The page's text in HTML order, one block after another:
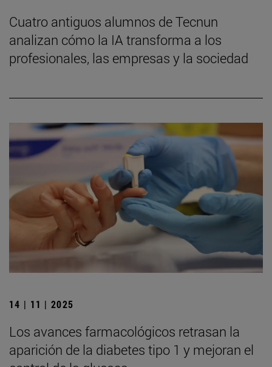
Cuatro antiguos alumnos de Tecnun
analizan cómo la IA transforma a los
profesionales, las empresas y la sociedad
14 | 11 | 2025
Los avances farmacológicos retrasan la
aparición de la diabetes tipo 1 y mejoran el